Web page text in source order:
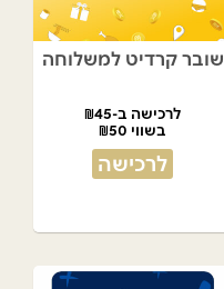
שובר קרדיט למשלוחה
לרכישה ב-₪45
בשווי ₪50
לרכישה